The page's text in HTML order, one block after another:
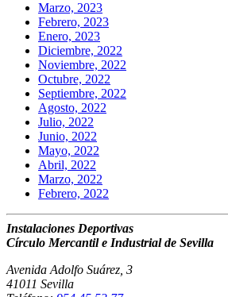
Marzo, 2023
Febrero, 2023
Enero, 2023
Diciembre, 2022
Noviembre, 2022
Octubre, 2022
Septiembre, 2022
Agosto, 2022
Julio, 2022
Junio, 2022
Mayo, 2022
Abril, 2022
Marzo, 2022
Febrero, 2022
Instalaciones Deportivas
Círculo Mercantil e Industrial de Sevilla
Avenida Adolfo Suárez, 3
41011 Sevilla